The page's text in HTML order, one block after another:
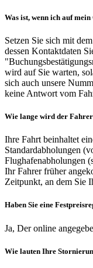
Was ist, wenn ich auf
Setzen Sie sich mit
dessen Kontaktdaten
wird auf Sie warten,
sich auch unsere
keine Antwort vom
Wie lange wird der
Ihre Fahrt beinhaltet
Standardabholungen
Flughafenabholungen
Ihr Fahrer früher
Zeitpunkt, an dem Sie
Haben Sie eine
Ja, Der online
Wie lauten Ihre